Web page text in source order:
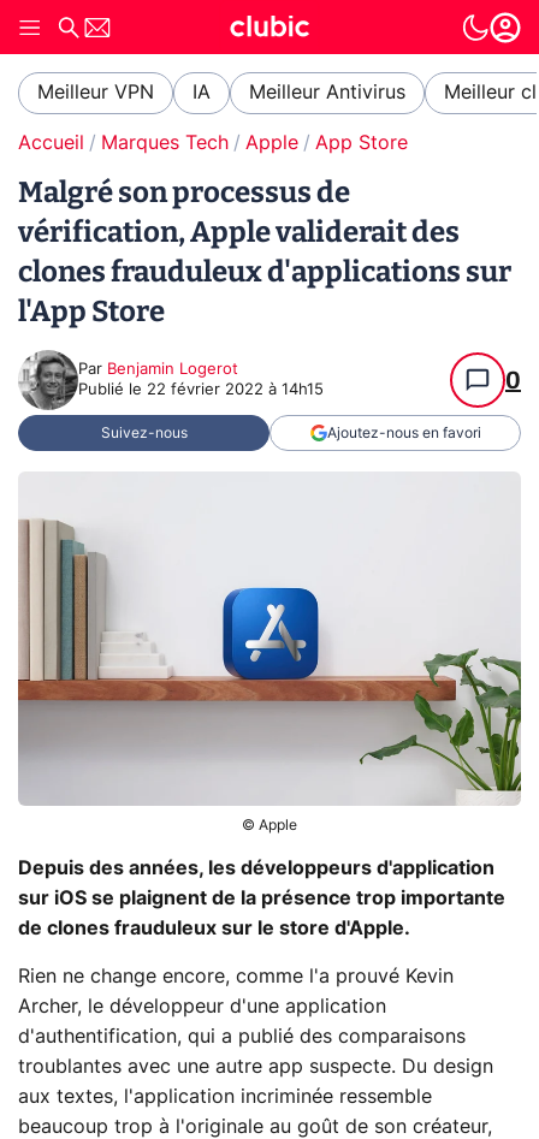
Meilleur VPN IA Meilleur Antivirus Meilleur
Accueil Marques Tech Apple App Store
Malgré son processus de
vérification, Apple validerait des
clones frauduleux d'applications sur
l'App Store
Par Benjamin Logerot
Publié le 22 février 2022 à 14h15 0
Suivez-nous Ajoutez-nous en favori
© Apple
Depuis des années, les développeurs d'application
sur iOS se plaignent de la présence trop importante
de clones frauduleux sur le store d'Apple.
Rien ne change encore, comme l'a prouvé Kevin
Archer, le développeur d'une application
d'authentification, qui a publié des comparaisons
troublantes avec une autre app suspecte. Du design
aux textes, l'application incriminée ressemble
beaucoup trop à l'originale au goût de son créateur,